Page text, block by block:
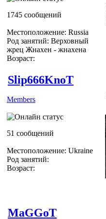
1745 сообщений
Местоположение: Russia
Род занятий: Верховный
жрец Жнахен - жнахена
Возраст:
Slip666KnoT
Members
51 сообщений
Местоположение: Ukraine
Род занятий:
Возраст:
MaGGoT